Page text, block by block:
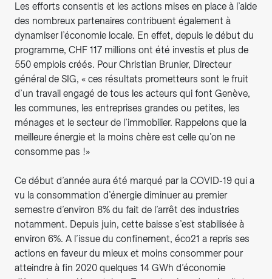
Les efforts consentis et les actions mises en place à l’aide
des nombreux partenaires contribuent également à
dynamiser l’économie locale. En effet, depuis le début du
programme, CHF 117 millions ont été investis et plus de
550 emplois créés. Pour Christian Brunier, Directeur
général de SIG, « ces résultats prometteurs sont le fruit
d’un travail engagé de tous les acteurs qui font Genève,
les communes, les entreprises grandes ou petites, les
ménages et le secteur de l’immobilier. Rappelons que la
meilleure énergie et la moins chère est celle qu’on ne
consomme pas !»
Ce début d’année aura été marqué par la COVID-19 qui a
vu la consommation d’énergie diminuer au premier
semestre d’environ 8% du fait de l’arrêt des industries
notamment. Depuis juin, cette baisse s’est stabilisée à
environ 6%. A l’issue du confinement, éco21 a repris ses
actions en faveur du mieux et moins consommer pour
atteindre à fin 2020 quelques 14 GWh d’économie